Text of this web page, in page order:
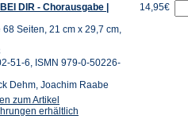
DIR - Chorausgabe |
Seiten, 21 cm x 29,7 cm,
51-6, ISMN 979-0-50226-
Dehm, Joachim Raabe
zum Artikel
erhältlich
14,95€